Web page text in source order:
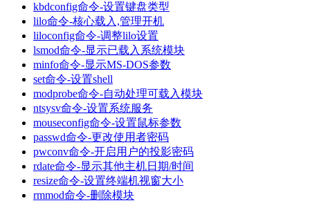
kbdconfig命令-设置键盘类型
lilo命令-核心载入,管理开机
liloconfig命令-调整lilo设置
lsmod命令-显示已载入系统模块
minfo命令-显示MS-DOS参数
set命令-设置shell
modprobe命令-自动处理可载入模块
ntsysv命令-设置系统服务
mouseconfig命令-设置鼠标参数
passwd命令-更改使用者密码
pwconv命令-开启用户的投影密码
rdate命令-显示其他主机日期/时间
resize命令-设置终端机视窗大小
rmmod命令-删除模块